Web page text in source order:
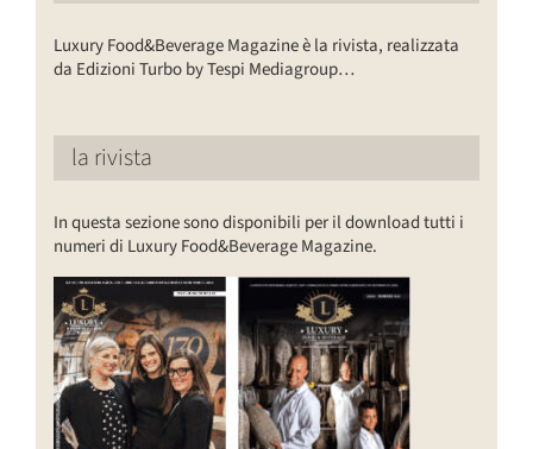
Luxury Food&Beverage Magazine è la rivista, realizzata
da Edizioni Turbo by Tespi Mediagroup…
la rivista
In questa sezione sono disponibili per il download tutti i
numeri di Luxury Food&Beverage Magazine.